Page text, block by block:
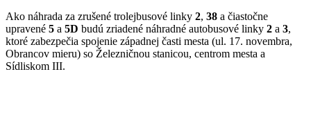
Ako náhrada za zrušené trolejbusové linky 2, 38 a čiastočne
upravené 5 a 5D budú zriadené náhradné autobusové linky 2 a 3,
ktoré zabezpečia spojenie západnej časti mesta (ul. 17. novembra,
Obrancov mieru) so Železničnou stanicou, centrom mesta a
Sídliskom III.